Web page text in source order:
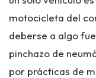
motocicleta del
deberse a algo
pinchazo de
por prácticas de